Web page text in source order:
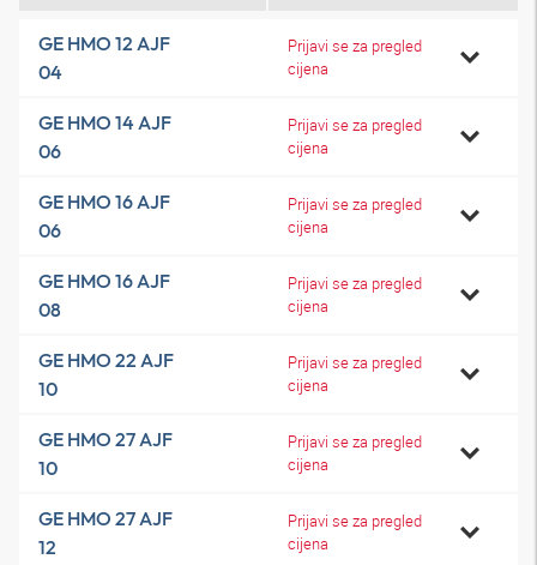
GE HMO 12 AJF
04
Prijavi se za pregled
cijena
GE HMO 14 AJF
06
Prijavi se za pregled
cijena
GE HMO 16 AJF
06
Prijavi se za pregled
cijena
GE HMO 16 AJF
08
Prijavi se za pregled
cijena
GE HMO 22 AJF
10
Prijavi se za pregled
cijena
GE HMO 27 AJF
10
Prijavi se za pregled
cijena
GE HMO 27 AJF
12
Prijavi se za pregled
cijena